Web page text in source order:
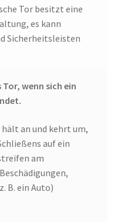
Tor besitzt eine
es kann
Sicherheitsleisten
wenn sich ein
an und kehrt um,
auf ein
am
B. ein Auto)